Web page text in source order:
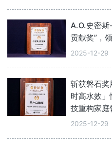
A.O.史密斯
贡献奖”，
2025-12-29
斩获磐石奖
时高水效
技重构家庭
2025-12-29